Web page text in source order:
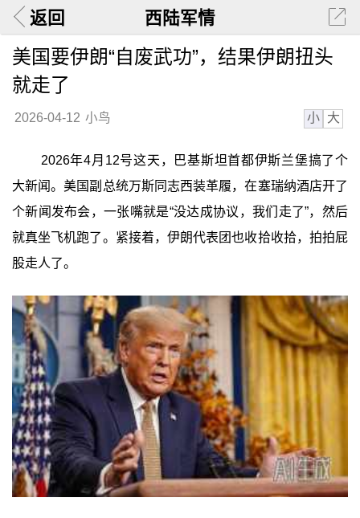
返回 西陆军情
美国要伊朗“自废武功”，结果伊朗扭头
就走了
2026-04-12 小鸟 小 大
2026年4月12号这天，巴基斯坦首都伊斯兰堡搞了个
大新闻。美国副总统万斯同志西装革履，在塞瑞纳酒店开了
个新闻发布会，一张嘴就是“没达成协议，我们走了”，然后
就真坐飞机跑了。紧接着，伊朗代表团也收拾收拾，拍拍屁
股走人了。